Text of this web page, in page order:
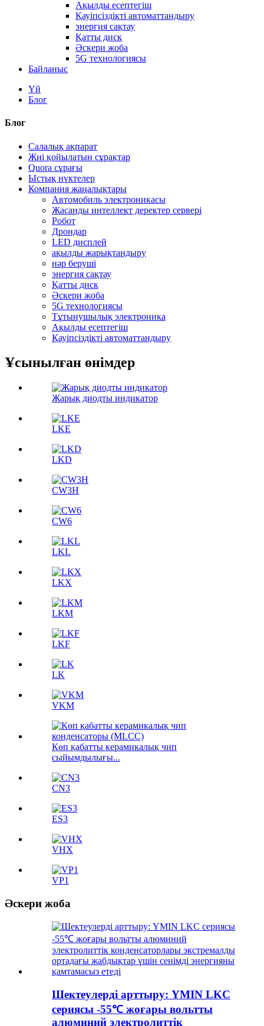
Ақылды есептегіш
Қауіпсіздікті автоматтандыру
энергия сақтау
Қатты диск
Әскери жоба
5G технологиясы
Байланыс
Үй
Блог
Блог
Салалық ақпарат
Жиі қойылатын сұрақтар
Quora сұрағы
Ыстық нүктелер
Компания жаңалықтары
Автомобиль электроникасы
Жасанды интеллект деректер сервері
Робот
Дрондар
LED дисплей
ақылды жарықтандыру
нәр беруші
энергия сақтау
Қатты диск
Әскери жоба
5G технологиясы
Тұтынушылық электроника
Ақылды есептегіш
Қауіпсіздікті автоматтандыру
Ұсынылған өнімдер
Жарық диодты индикатор
LKE
LKD
CW3H
CW6
LKL
LKX
LKM
LKF
LK
VKM
Көп қабатты керамикалық чип
сыйымдылығы...
CN3
ES3
VHX
VP1
Әскери жоба
Шектеулерді арттыру: YMIN LKC
сериясы -55℃ жоғары вольтты
алюминий электролиттік